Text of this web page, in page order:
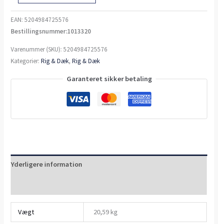
EAN:5204984725576
Bestillingsnummer:1013320
Varenummer (SKU):5204984725576
Kategorier:Rig & Dæk,Rig & Dæk
Garanteret sikker betaling
Yderligere information
Vægt 20,59 kg